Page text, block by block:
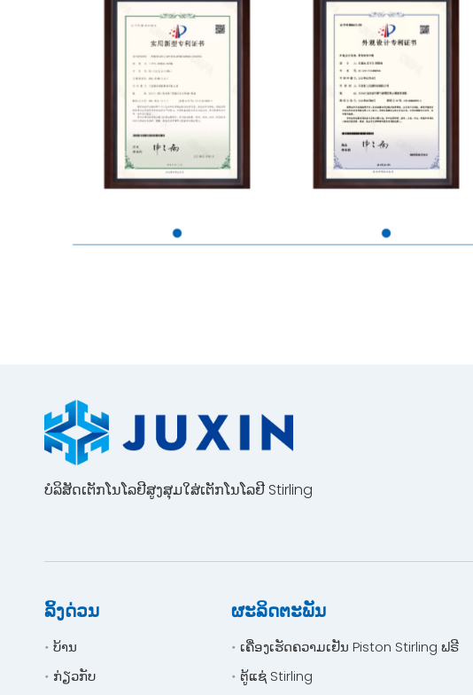
ບໍລິສັດເຕັກໂນໂລຢີສູງສຸມໃສ່ເຕັກໂນໂລຢີ Stirling
ລິ້ງດ່ວນ
ບ້ານ
ກ່ຽວກັບ
ຜະລິດຕະພັນ
ເຄື່ອງເຮັດຄວາມເຢັນ Piston Stirling ຟຣີ
ຕູ້ແຊ່ Stirling